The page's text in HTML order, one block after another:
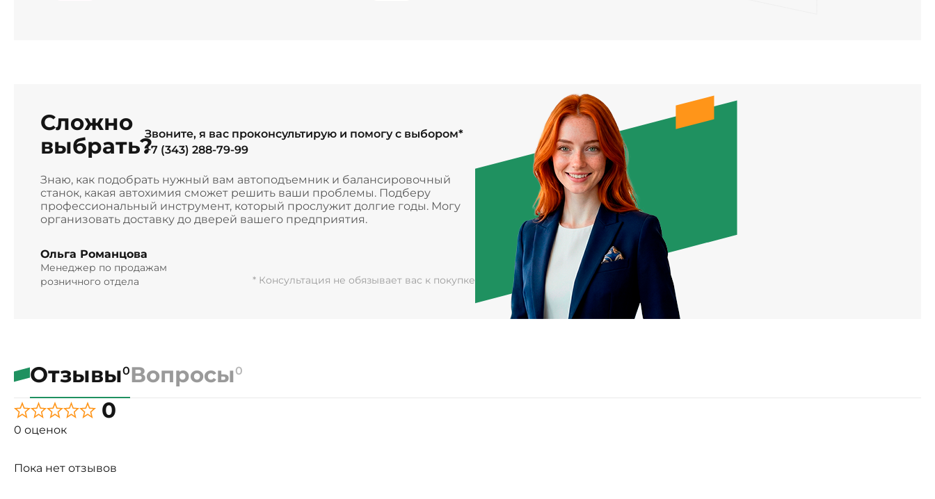
Сложно
выбрать?Звоните, я вас проконсультирую и помогу с выбором*
+7 (343) 288-79-99
Знаю, как подобрать нужный вам автоподъемник и балансировочный
станок, какая автохимия сможет решить ваши проблемы. Подберу
профессиональный инструмент, который прослужит долгие годы. Могу
организовать доставку до дверей вашего предприятия.
Ольга Романцова
Менеджер по продажам
розничного отдела
* Консультация не обязывает вас к покупке
Отзывы0Вопросы0
0
0 оценок
Пока нет отзывов